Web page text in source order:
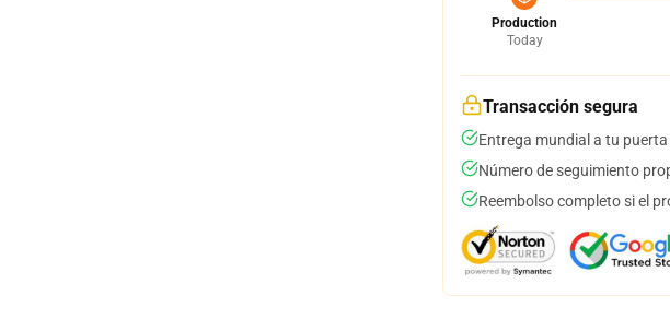
Production
Today
Transacción segura
Entrega mundial a tu puerta
Número de seguimiento
Reembolso completo si el